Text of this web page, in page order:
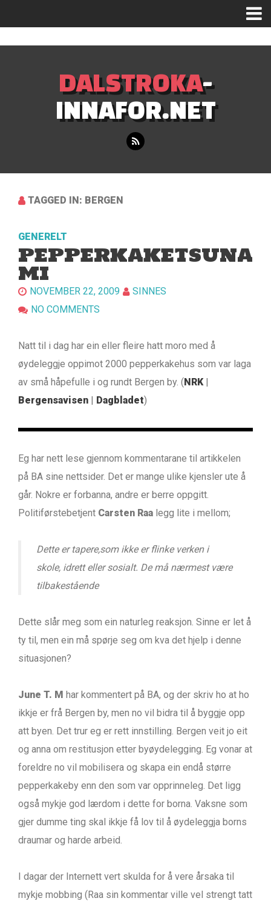
DALSTROKA-
INNAFOR.NET
TAGGED IN: BERGEN
GENERELT
PEPPERKAKETSUNA
MI
NOVEMBER 22, 2009
SINNES
NO COMMENTS
Natt til i dag har ein eller fleire hatt moro med å
øydeleggje oppimot 2000 pepperkakehus som var laga
av små håpefulle i og rundt Bergen by. (NRK |
Bergensavisen | Dagbladet)
Eg har nett lese gjennom kommentarane til artikkelen
på BA sine nettsider. Det er mange ulike kjensler ute å
går. Nokre er forbanna, andre er berre oppgitt.
Politiførstebetjent Carsten Raa legg lite i mellom;
Dette er tapere,som ikke er flinke verken i
skole, idrett eller sosialt. De må nærmest være
tilbakestående
Dette slår meg som ein naturleg reaksjon. Sinne er let å
ty til, men ein må spørje seg om kva det hjelp i denne
situasjonen?
June T. M har kommentert på BA, og der skriv ho at ho
ikkje er frå Bergen by, men no vil bidra til å byggje opp
att byen. Det trur eg er rett innstilling. Bergen veit jo eit
og anna om restitusjon etter byøydelegging. Eg vonar at
foreldre no vil mobilisera og skapa ein endå større
pepperkakeby enn den som var opprinneleg. Det ligg
også mykje god lærdom i dette for borna. Vaksne som
gjer dumme ting skal ikkje få lov til å øydeleggja borns
draumar og harde arbeid.
I dagar der Internett vert skulda for å vere årsaka til
mykje mobbing (Raa sin kommentar ville vel strengt tatt